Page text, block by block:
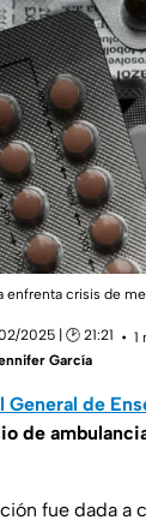
enfrenta crisis de
2025 | 🕑 21:21
1
García
General de
de
fue dada a